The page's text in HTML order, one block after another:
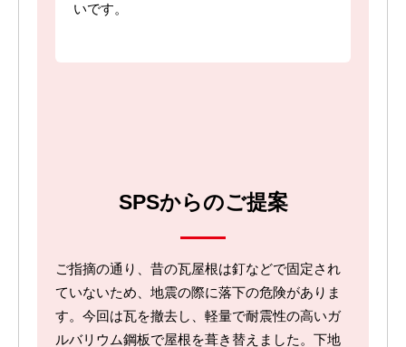
いです。
SPSからのご提案
ご指摘の通り、昔の瓦屋根は釘などで固定され
ていないため、地震の際に落下の危険がありま
す。今回は瓦を撤去し、軽量で耐震性の高いガ
ルバリウム鋼板で屋根を葺き替えました。下地